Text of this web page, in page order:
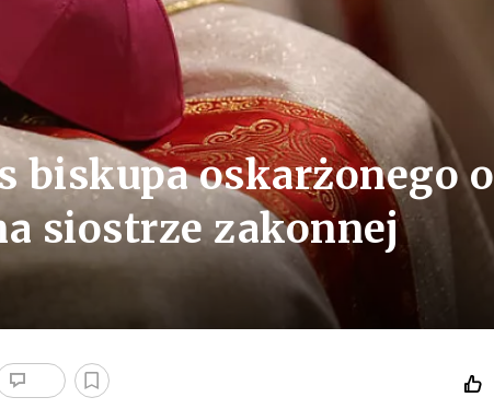
biskupa oskarżonego o
siostrze zakonnej